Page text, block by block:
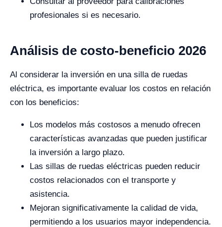
profesionales si es necesario.
Análisis de costo-beneficio 2026
Al considerar la inversión en una silla de ruedas
eléctrica, es importante evaluar los costos en relación
con los beneficios:
Los modelos más costosos a menudo ofrecen
características avanzadas que pueden justificar
la inversión a largo plazo.
Las sillas de ruedas eléctricas pueden reducir
costos relacionados con el transporte y
asistencia.
Mejoran significativamente la calidad de vida,
permitiendo a los usuarios mayor independencia.